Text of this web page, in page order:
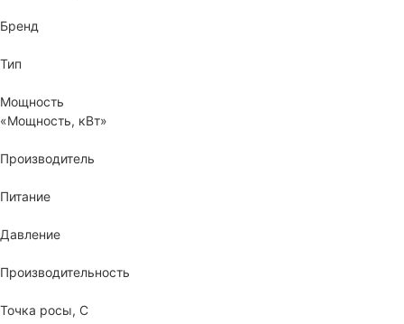
Бренд
Тип
Мощность
«Мощность, кВт»
Производитель
Питание
Давление
Производительность
Точка росы, С